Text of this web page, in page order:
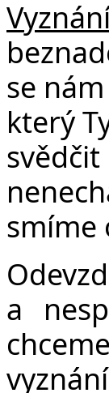
se
který
svědčit
smíme
a